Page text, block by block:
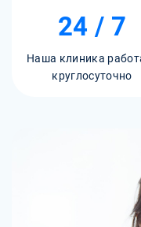
24 / 7
Наша клиника
круглосуточно